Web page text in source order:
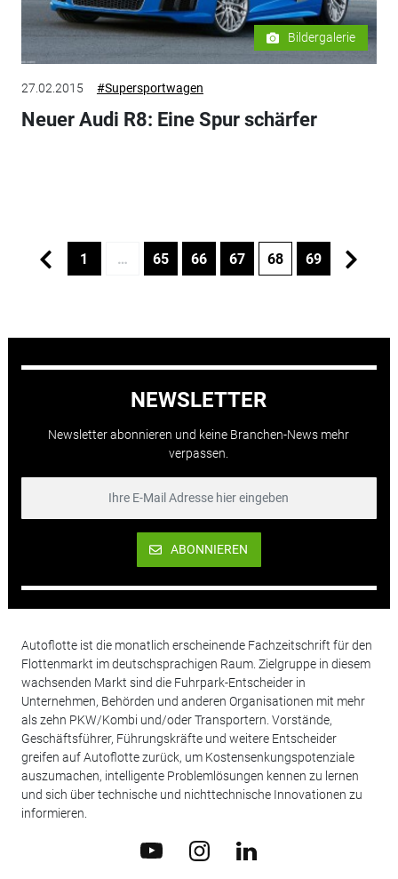
Bildergalerie
27.02.2015 #Supersportwagen
Neuer Audi R8: Eine Spur schärfer
1 … 65 66 67 68 69
NEWSLETTER
Newsletter abonnieren und keine Branchen-News mehr
verpassen.
ABONNIEREN
Autoflotte ist die monatlich erscheinende Fachzeitschrift für den
Flottenmarkt im deutschsprachigen Raum. Zielgruppe in diesem
wachsenden Markt sind die Fuhrpark-Entscheider in
Unternehmen, Behörden und anderen Organisationen mit mehr
als zehn PKW/Kombi und/oder Transportern. Vorstände,
Geschäftsführer, Führungskräfte und weitere Entscheider
greifen auf Autoflotte zurück, um Kostensenkungspotenziale
auszumachen, intelligente Problemlösungen kennen zu lernen
und sich über technische und nichttechnische Innovationen zu
informieren.